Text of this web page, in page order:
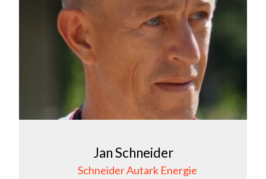
Jan Schneider
Schneider Autark Energie